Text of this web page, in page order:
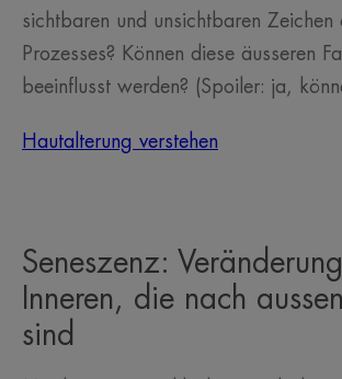
sichtbaren und unsichtbaren Zeichen
Prozesses? Können diese äusseren
beeinflusst werden? (Spoiler: ja,
Hautalterung verstehen
Seneszenz:
Inneren, die nach
sind